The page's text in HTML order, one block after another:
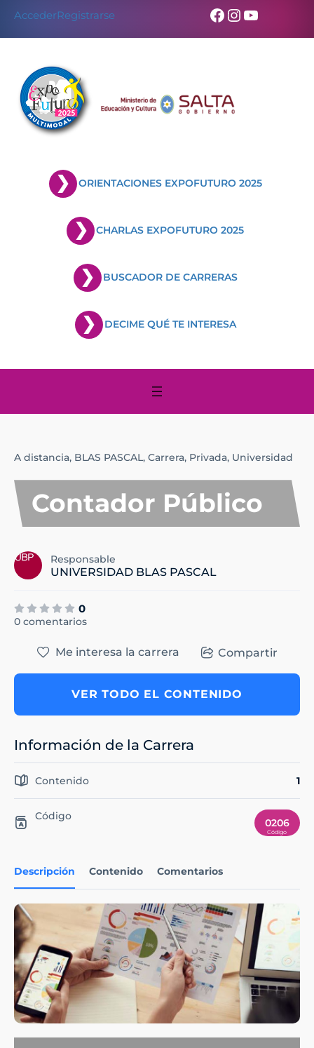
AccederRegistrarse Facebook
Instagram
YouTube
ORIENTACIONES EXPOFUTURO 2025
CHARLAS EXPOFUTURO 2025
BUSCADOR DE CARRERAS
DECIME QUÉ TE INTERESA
A distancia, BLAS PASCAL, Carrera, Privada, Universidad
Contador Público
Responsable
UNIVERSIDAD BLAS PASCAL
0
0 comentarios
Descripción Contenido Comentarios
Me interesa la carrera Compartir
VER TODO EL CONTENIDO
Información de la Carrera
Contenido 1
Código
0206